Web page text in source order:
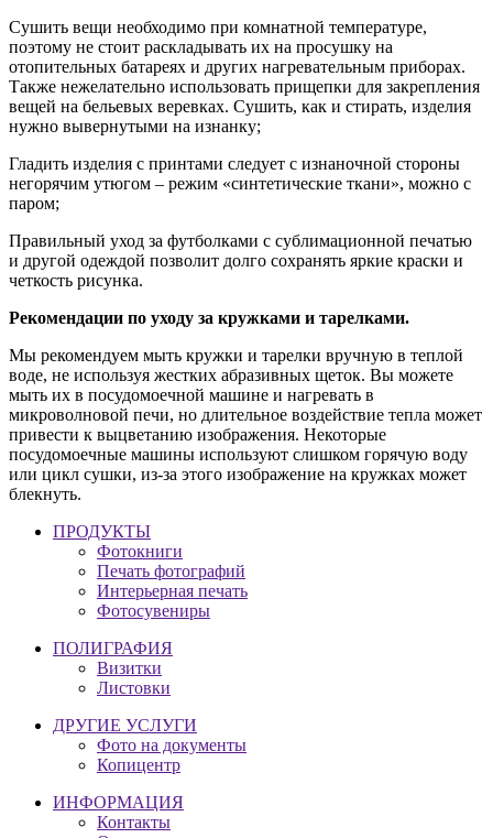
Сушить вещи необходимо при комнатной температуре,
поэтому не стоит раскладывать их на просушку на
отопительных батареях и других нагревательным приборах.
Также нежелательно использовать прищепки для закрепления
вещей на бельевых веревках. Сушить, как и стирать, изделия
нужно вывернутыми на изнанку;
Гладить изделия с принтами следует с изнаночной стороны
негорячим утюгом – режим «синтетические ткани», можно с
паром;
Правильный уход за футболками с сублимационной печатью
и другой одеждой позволит долго сохранять яркие краски и
четкость рисунка.
Рекомендации по уходу за кружками и тарелками.
Мы рекомендуем мыть кружки и тарелки вручную в теплой
воде, не используя жестких абразивных щеток. Вы можете
мыть их в посудомоечной машине и нагревать в
микроволновой печи, но длительное воздействие тепла может
привести к выцветанию изображения. Некоторые
посудомоечные машины используют слишком горячую воду
или цикл сушки, из-за этого изображение на кружках может
блекнуть.
ПРОДУКТЫ
Фотокниги
Печать фотографий
Интерьерная печать
Фотосувениры
ПОЛИГРАФИЯ
Визитки
Листовки
ДРУГИЕ УСЛУГИ
Фото на документы
Копицентр
ИНФОРМАЦИЯ
Контакты